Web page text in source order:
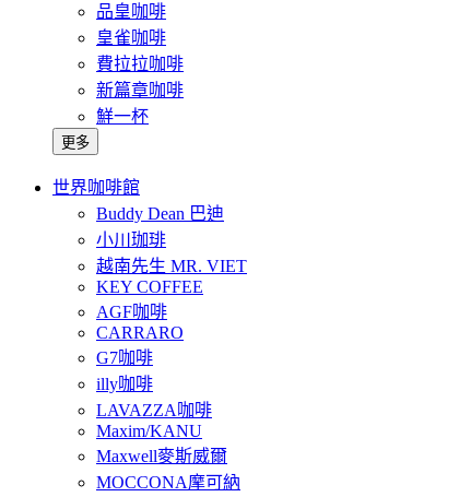
品皇咖啡
皇雀咖啡
費拉拉咖啡
新篇章咖啡
鮮一杯
更多
世界咖啡館
Buddy Dean 巴迪
小川珈琲
越南先生 MR. VIET
KEY COFFEE
AGF咖啡
CARRARO
G7咖啡
illy咖啡
LAVAZZA咖啡
Maxim/KANU
Maxwell麥斯威爾
MOCCONA摩可納